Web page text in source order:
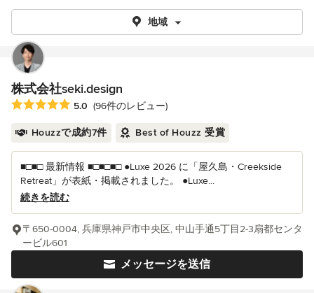
地域
株式会社seki.design
平均評価：5つ星中 星5
5.0 (96件のレビュー)
Houzzで成約7件 Best of Houzz 受賞
■□■□ 最新情報 ■□■□■□ ●Luxe 2026 に「屋久島・Creekside
Retreat」が表紙・掲載されました。 ●Luxe...
続きを読む
メッセージを送信
〒650-0004, 兵庫県神戸市中央区, 中山手通5丁目2-3扇都センタ
ービル601